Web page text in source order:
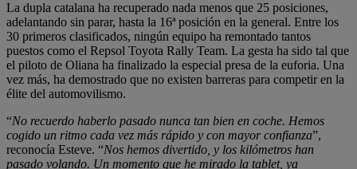
La dupla catalana ha recuperado nada menos que 25 posiciones,
adelantando sin parar, hasta la 16ª posición en la general. Entre los
30 primeros clasificados, ningún equipo ha remontado tantos
puestos como el Repsol Toyota Rally Team. La gesta ha sido tal que
el piloto de Oliana ha finalizado la especial presa de la euforia. Una
vez más, ha demostrado que no existen barreras para competir en la
élite del automovilismo.
“No recuerdo haberlo pasado nunca tan bien en coche. Hemos
cogido un ritmo cada vez más rápido y con mayor confianza”,
reconocía Esteve. “Nos hemos divertido, y los kilómetros han
pasado volando. Un momento que he mirado la tablet, ya